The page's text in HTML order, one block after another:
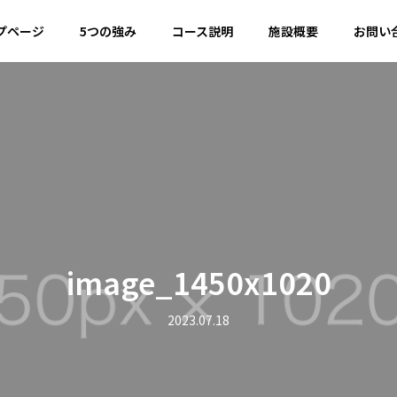
ページ 5つの強み コース説明 施設概要 お問い
image_1450x1020
2023.07.18